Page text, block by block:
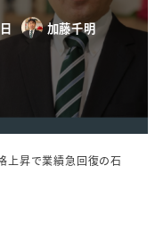
著
加藤千明
上昇で業績急回復の石